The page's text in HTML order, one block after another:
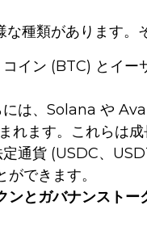
種類があります。
コイン (BTC) とイー
には、Solana や
れます。これらは成
定通貨 (USDC、
できます。
ンとガバナンストー